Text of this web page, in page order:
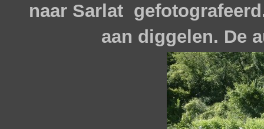
naar Sarlat
aan diggelen. De